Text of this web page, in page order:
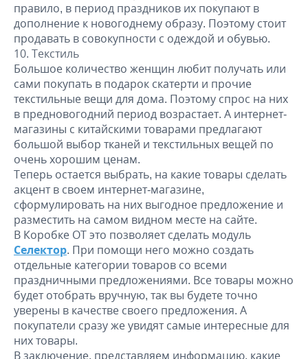
правило, в период праздников их покупают в
дополнение к новогоднему образу. Поэтому стоит
продавать в совокупности с одеждой и обувью.
Текстиль
Большое количество женщин любит получать или
сами покупать в подарок скатерти и прочие
текстильные вещи для дома. Поэтому спрос на них
в предновогодний период возрастает. А интернет-
магазины с китайскими товарами предлагают
большой выбор тканей и текстильных вещей по
очень хорошим ценам.
Теперь остается выбрать, на какие товары сделать
акцент в своем интернет-магазине,
сформулировать на них выгодное предложение и
разместить на самом видном месте на сайте.
В Коробке ОТ это позволяет сделать модуль
Селектор. При помощи него можно создать
отдельные категории товаров со всеми
праздничными предложениями. Все товары можно
будет отобрать вручную, так вы будете точно
уверены в качестве своего предложения. А
покупатели сразу же увидят самые интересные для
них товары.
В заключение, представляем информацию, какие